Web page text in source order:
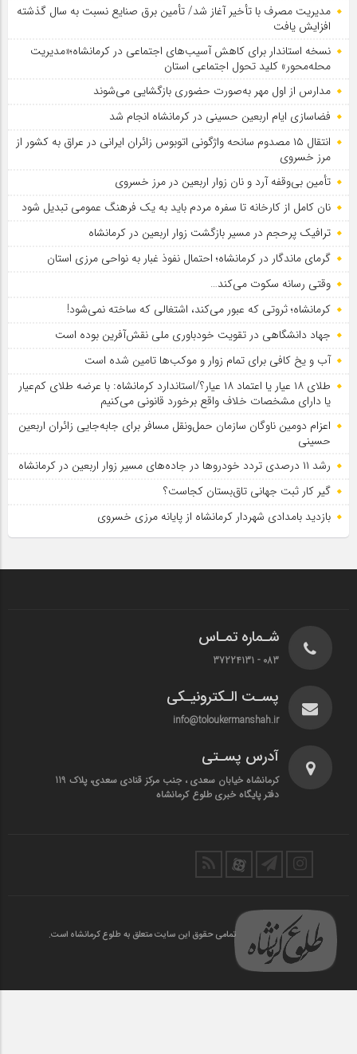
مدیریت مصرف با تأخیر آغاز شد/ تأمین برق صنایع نسبت به سال گذشته
افزایش یافت
نسخه استاندار برای کاهش آسیب‌های اجتماعی در کرمانشاه؛«مدیریت
محله‌محور» کلید تحول اجتماعی استان
مدارس از اول مهر به‌صورت حضوری بازگشایی می‌شوند
فضاسازی ایام اربعین حسینی در کرمانشاه انجام شد
انتقال ۱۵ مصدوم سانحه واژگونی اتوبوس زائران ایرانی در عراق به کشور از
مرز خسروی
تأمین بی‌وقفه آرد و نان زوار اربعین در مرز خسروی
نان کامل از کارخانه تا سفره مردم باید به یک فرهنگ عمومی تبدیل شود
ترافیک پرحجم در مسیر بازگشت زوار اربعین در کرمانشاه
گرمای ماندگار در کرمانشاه؛ احتمال نفوذ غبار به نواحی مرزی استان
وقتی رسانه سکوت می‌کند…
کرمانشاه؛ ثروتی که عبور می‌کند، اشتغالی که ساخته نمی‌شود!
جهاد دانشگاهی در تقویت خودباوری ملی نقش‌آفرین بوده است
آب و یخ کافی برای تمام زوار و موکب‌ها تامین شده است
طلای ۱۸ عیار یا اعتماد ۱۸ عیار؟/استاندارد کرمانشاه: با عرضه طلای کم‌عیار
یا دارای مشخصات خلاف واقع برخورد قانونی می‌کنیم
اعزام دومین ناوگان سازمان حمل‌ونقل مسافر برای جابه‌جایی زائران اربعین
حسینی
رشد ۱۱ درصدی تردد خودروها در جاده‌های مسیر زوار اربعین در کرمانشاه
گیر کار ثبت جهانی تاق‌بستان کجاست؟
بازدید بامدادی شهردار کرمانشاه از پایانه مرزی خسروی
شـماره تمـاس
083 - 37224131
پسـت الـکترونیـکی
info@toloukermanshah.ir
آدرس پسـتی
کرمانشاه خیابان سعدی ، جنب مرکز قنادی سعدی، پلاک 119
دفتر پایگاه خبری طلوع کرمانشاه
تمامی حقوق این سایت متعلق به طلوع کرمانشاه است.